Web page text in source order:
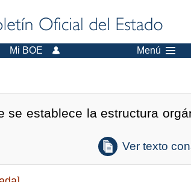
Mi BOE Menú
se establece la estructura
Ver texto